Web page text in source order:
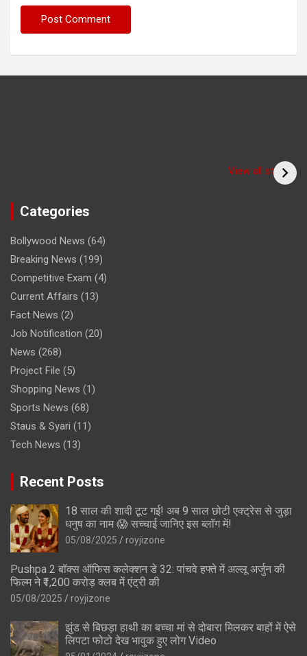
View all stories
(Bitiya) बिटिया
Categories
Bollywood News (64)
Breaking News (199)
Competitive Exam (4)
Current Affairs (13)
Fact News (2)
Job Notification (20)
News (268)
Project File (5)
Shopping News (1)
Sports News (68)
Staus & Syari (11)
Tech News (13)
Recent Posts
18 साल की शादी टूट गई! अब 9 साल छोटी एक्ट्रेस से जुड़ा
धनुष का नाम 😱 सच्चाई जानिए इस ब्लॉग में!
05/08/2025 royjizone
Pushpa 2 बॉक्स ऑफिस कलेक्शन डे 32: पांचवे हफ्ते में अल्लू अर्जुन की
फिल्म ने ₹1,200 करोड़ क्लब में एंट्री की
05/08/2025 royjizone
झुंड से बिछड़ा हाथी का बच्चा मां से दोबारा मिलकर बाहों में ऐसे
लिपटा फोटो देख भावुक हुए लोग Video